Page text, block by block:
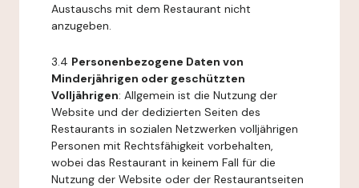
Austauschs mit dem Restaurant nicht
anzugeben.
3.4 Personenbezogene Daten von
Minderjährigen oder geschützten
Volljährigen: Allgemein ist die Nutzung der
Website und der dedizierten Seiten des
Restaurants in sozialen Netzwerken volljährigen
Personen mit Rechtsfähigkeit vorbehalten,
wobei das Restaurant in keinem Fall für die
Nutzung der Website oder der Restaurantseiten